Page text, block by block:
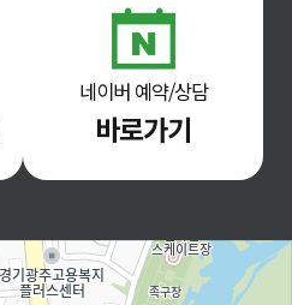
네이버 예약/상담
바로가기